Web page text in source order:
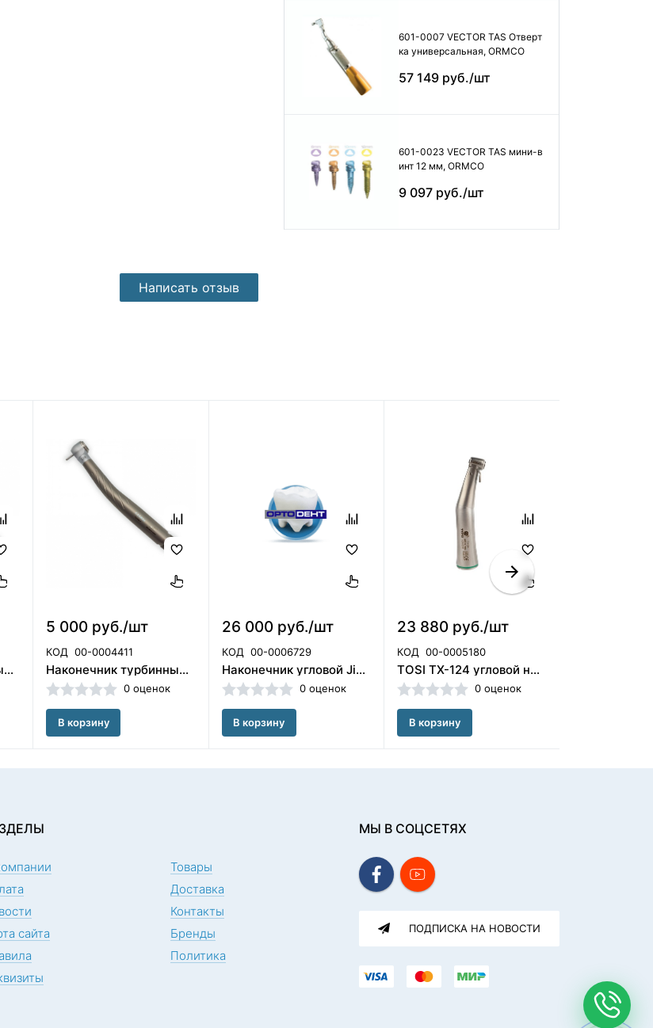
Написать отзыв
601-0007 VECTOR TAS Отверт
ка универсальная, ORMCO
57 149 руб./шт
601-0023 VECTOR TAS мини-в
инт 12 мм, ORMCO
9 097 руб./шт
Наконечник турбинный CX308-H ортопедическая головка(40101856)
5 000 руб./шт
КОД 00-0004411
Наконечник турбинный CX308-A терапевтическая головка (40101853)
0 оценок
В корзину
26 000 руб./шт
КОД 00-0006729
Наконечник угловой Jinme повышающий CA 1:5 classic/1:5 classic L, Jinme
0 оценок
В корзину
23 880 руб./шт
КОД 00-0005180
TOSI ТХ-124 угловой наконечник имплантологический с фиброоптикой, 20:1 Tosi Foshan
0 оценок
В корзину
Товары
Доставка
Контакты
сайта
Бренды
Политика
МЫ В СОЦСЕТЯХ
ПОДПИСКА НА НОВОСТИ